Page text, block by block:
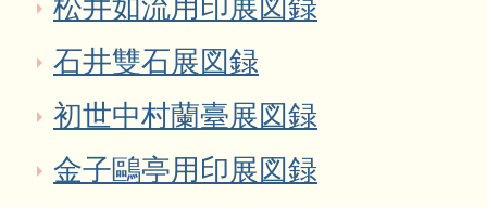
松井如流用印展図録
石井雙石展図録
初世中村蘭臺展図録
金子鷗亭用印展図録